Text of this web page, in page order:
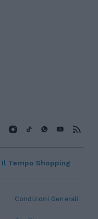
Condizioni Generali
Il Tempo Shopping